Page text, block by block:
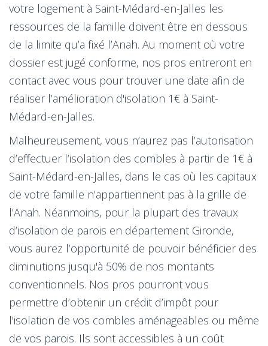
votre logement à Saint-Médard-en-Jalles les
ressources de la famille doivent être en dessous
de la limite qu’a fixé l’Anah. Au moment où votre
dossier est jugé conforme, nos pros entreront en
contact avec vous pour trouver une date afin de
réaliser l’amélioration d'isolation 1€ à Saint-
Médard-en-Jalles.
Malheureusement, vous n’aurez pas l’autorisation
d’effectuer l’isolation des combles à partir de 1€ à
Saint-Médard-en-Jalles, dans le cas où les capitaux
de votre famille n’appartiennent pas à la grille de
l’Anah. Néanmoins, pour la plupart des travaux
d’isolation de parois en département Gironde,
vous aurez l’opportunité de pouvoir bénéficier des
diminutions jusqu'à 50% de nos montants
conventionnels. Nos pros pourront vous
permettre d’obtenir un crédit d’impôt pour
l'isolation de vos combles aménageables ou même
de vos parois. Ils sont accessibles à un coût